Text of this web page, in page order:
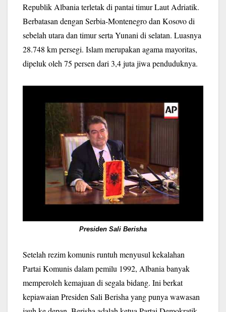
Republik Albania terletak di pantai timur Laut Adriatik.
Berbatasan dengan Serbia-Montenegro dan Kosovo di
sebelah utara dan timur serta Yunani di selatan. Luasnya
28.748 km persegi. Islam merupakan agama mayoritas,
dipeluk oleh 75 persen dari 3,4 juta jiwa penduduknya.
Presiden Sali Berisha
Setelah rezim komunis runtuh menyusul kekalahan
Partai Komunis dalam pemilu 1992, Albania banyak
memperoleh kemajuan di segala bidang. Ini berkat
kepiawaian Presiden Sali Berisha yang punya wawasan